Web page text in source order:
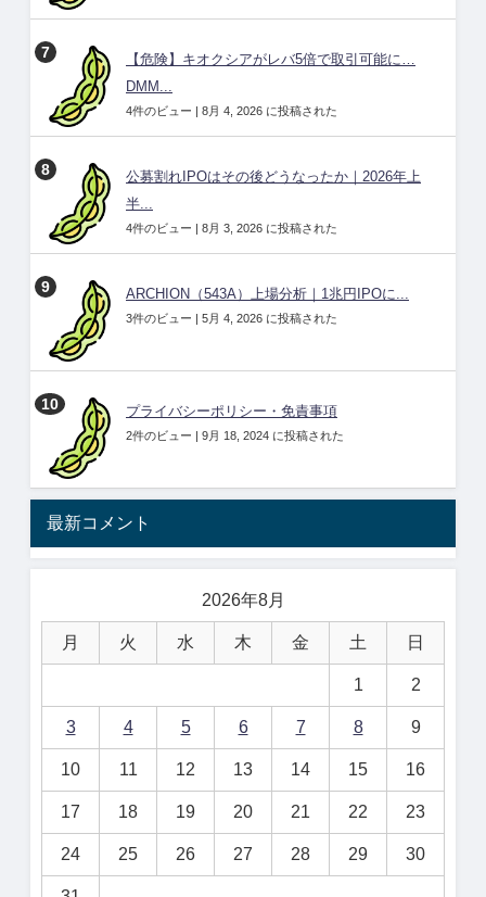
【危険】キオクシアがレバ5倍で取引可能に…
DMM...
4件のビュー | 8月 4, 2026 に投稿された
公募割れIPOはその後どうなったか｜2026年上
半...
4件のビュー | 8月 3, 2026 に投稿された
ARCHION（543A）上場分析｜1兆円IPOに...
3件のビュー | 5月 4, 2026 に投稿された
プライバシーポリシー・免責事項
2件のビュー | 9月 18, 2024 に投稿された
最新コメント
2026年8月
月 火 水 木 金 土 日
1 2
3 4 5 6 7 8 9
10 11 12 13 14 15 16
17 18 19 20 21 22 23
24 25 26 27 28 29 30